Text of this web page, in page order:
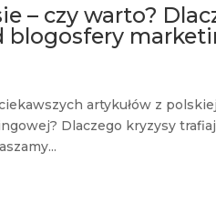
– czy warto?
blogosfery
artykułów z
Dlaczego kryzysy